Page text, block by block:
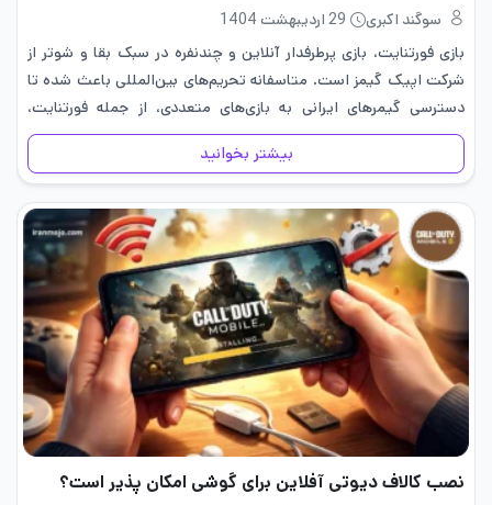
سوگند اکبری
29 اردیبهشت 1404
بازی فورتنایت، بازی پرطرفدار آنلاین و چندنفره در سبک بقا و شوتر از
شرکت اپیک گیمز است. متاسفانه تحریم‌های بین‌المللی باعث شده تا
دسترسی گیمرهای ایرانی به بازی‌های متعددی، از جمله فورتنایت،
محدود شود. با این حال، استفاده از سرورهای…
بیشتر بخوانید
نصب کالاف دیوتی آفلاین برای گوشی امکان پذیر است؟